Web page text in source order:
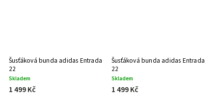
Šusťáková bunda adidas Entrada
22
Skladem
1 499 Kč
Šusťáková bunda adidas Entrada
22
Skladem
1 499 Kč